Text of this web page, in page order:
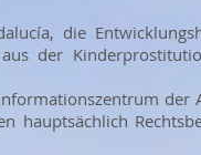
die
der
hauptsächlich